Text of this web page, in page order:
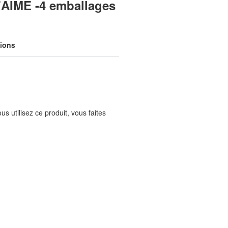
-4 emballages
utilisez ce produit, vous faites